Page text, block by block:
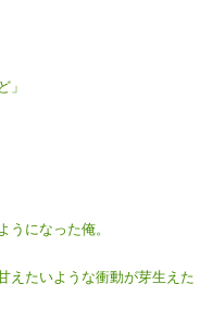
」
うになった俺。
えたいような衝動が芽生えた